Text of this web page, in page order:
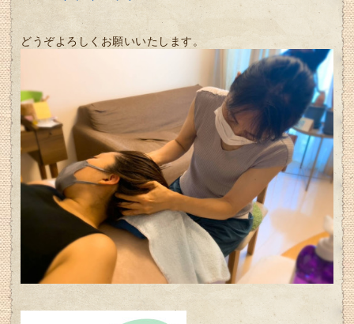
どうぞよろしくお願いいたします。